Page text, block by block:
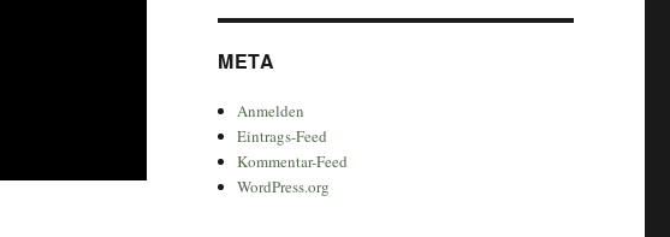
META
Anmelden
Eintrags-Feed
Kommentar-Feed
WordPress.org